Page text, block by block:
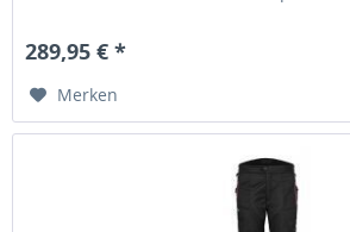
289,95 € *
Merken